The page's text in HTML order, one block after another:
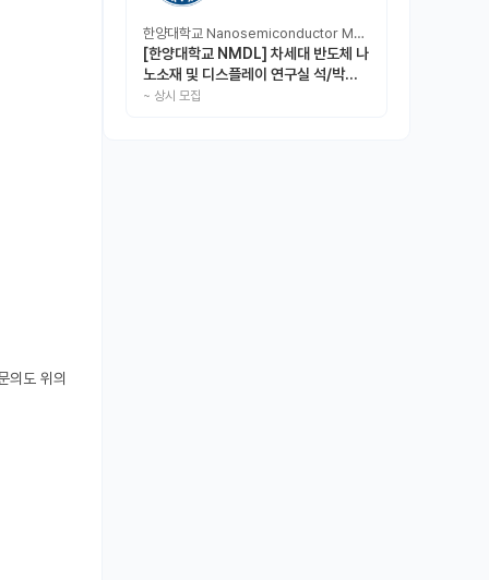
한양대학교 Nanosemiconductor Materials & Display Laboratory
[한양대학교 NMDL] 차세대 반도체 나
노소재 및 디스플레이 연구실 석/박사/
인턴 모집
~ 상시 모집
의도 위의